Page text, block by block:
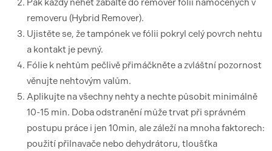
Pak každý nehet zabalte do remover fólií namočených v
removeru (Hybrid Remover).
Ujistěte se, že tampónek ve fólii pokryl celý povrch nehtu
a kontakt je pevný.
Fólie k nehtům pečlivě přimáčkněte a zvláštní pozornost
věnujte nehtovým valům.
Aplikujte na všechny nehty a nechte působit minimálně
10-15 min. Doba odstranění může trvat při správném
postupu práce i jen 10min, ale záleží na mnoha faktorech:
použití přilnavače nebo dehydrátoru, tloušťka